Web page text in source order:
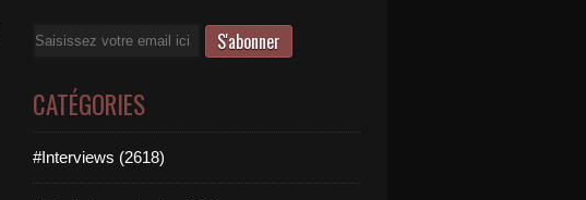
Email
CATÉGORIES
#Interviews (2618)